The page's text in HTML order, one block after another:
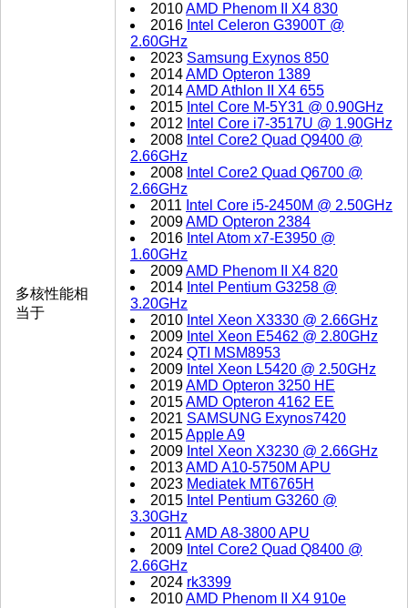
多核性能相
当于
2010AMD Phenom II X4 830
2016 Intel Celeron G3900T @
2.60GHz
2023 Samsung Exynos 850
2014AMD Opteron 1389
2014AMD Athlon II X4 655
2015 Intel Core M-5Y31 @ 0.90GHz
2012 Intel Core i7-3517U @ 1.90GHz
2008 Intel Core2 Quad Q9400 @
2.66GHz
2008 Intel Core2 Quad Q6700 @
2.66GHz
2011 Intel Core i5-2450M @ 2.50GHz
2009AMD Opteron 2384
2016 Intel Atom x7-E3950 @
1.60GHz
2009AMD Phenom II X4 820
2014 Intel Pentium G3258 @
3.20GHz
2010 Intel Xeon X3330 @ 2.66GHz
2009 Intel Xeon E5462 @ 2.80GHz
2024 QTI MSM8953
2009 Intel Xeon L5420 @ 2.50GHz
2019AMD Opteron 3250 HE
2015AMD Opteron 4162 EE
2021 SAMSUNG Exynos7420
2015Apple A9
2009 Intel Xeon X3230 @ 2.66GHz
2013AMD A10-5750M APU
2023 Mediatek MT6765H
2015 Intel Pentium G3260 @
3.30GHz
2011AMD A8-3800 APU
2009 Intel Core2 Quad Q8400 @
2.66GHz
2024 rk3399
2010AMD Phenom II X4 910e